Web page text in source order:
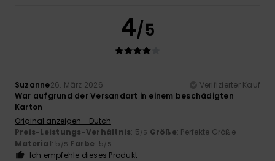
4/5
Suzanne26. März 2026
Verifizierter Kauf
War aufgrund der Versandart in einem beschädigten
Karton
Original anzeigen - Dutch
Preis-Leistungs-Verhältnis: 5/5 Größe: Perfekte Größe
Material: 5 /5 Farbe: 5/5
Ich empfehle dieses Produkt